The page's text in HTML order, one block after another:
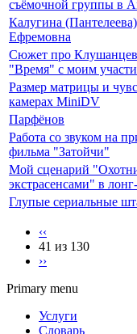
съёмочной группы в
Калугина
Ефремовна
Сюжет про
"Время" с моим
Размер матрицы и
камерах MiniDV
Парфёнов
Работа со звуком на
фильма "Затойчи"
Мой сценарий
экстрасенсами" в
Глупые сериальные
‹‹
41 из 130
››
Primary menu
Услуги
Словарь